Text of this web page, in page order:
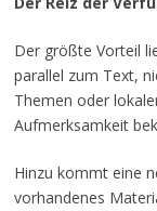
Der größte Vorteil
parallel zum Text,
Themen oder
Aufmerksamkeit
Hinzu kommt eine
vorhandenes